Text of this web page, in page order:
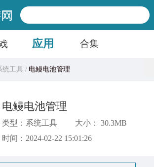
应用 合集
统工具 / 电鳗电池管理
电鳗电池管理
类型：系统工具
大小： 30.3MB
时间：2024-02-22 15:01:26